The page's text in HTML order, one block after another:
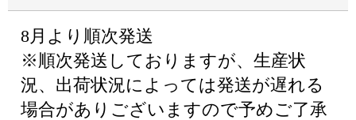
8月より順次発送
※順次発送しておりますが、生産状
況、出荷状況によっては発送が遅れる
場合がありございますので予めご了承